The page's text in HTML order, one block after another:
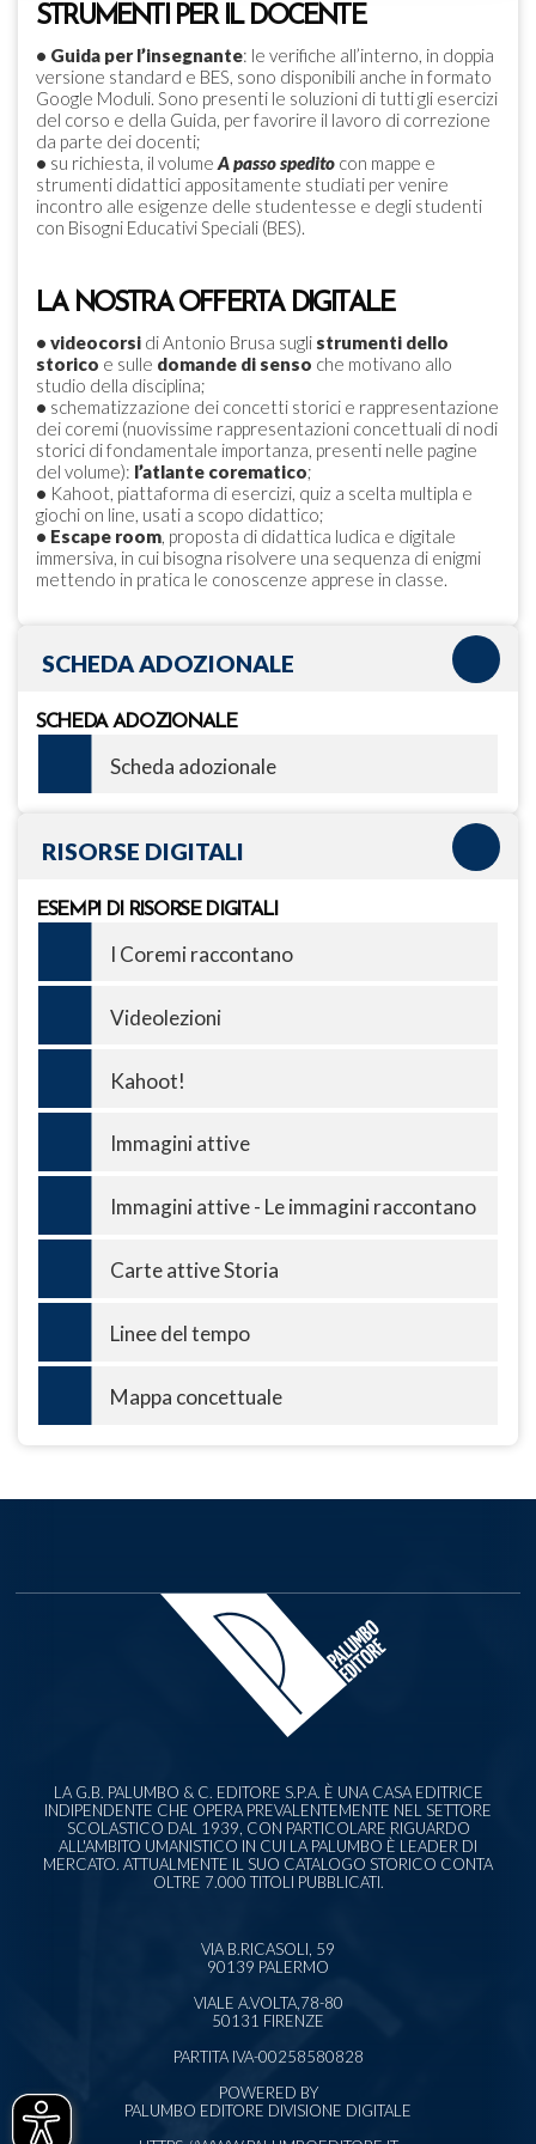
STRUMENTI PER IL DOCENTE
• Guida per l’insegnante: le verifiche all’interno, in doppia
versione standard e BES, sono disponibili anche in formato
Google Moduli. Sono presenti le soluzioni di tutti gli esercizi
del corso e della Guida, per favorire il lavoro di correzione
da parte dei docenti;
• su richiesta, il volume A passo spedito con mappe e
strumenti didattici appositamente studiati per venire
incontro alle esigenze delle studentesse e degli studenti
con Bisogni Educativi Speciali (BES).
LA NOSTRA OFFERTA DIGITALE
• videocorsi di Antonio Brusa sugli strumenti dello
storico e sulle domande di senso che motivano allo
studio della disciplina;
• schematizzazione dei concetti storici e rappresentazione
dei coremi (nuovissime rappresentazioni concettuali di nodi
storici di fondamentale importanza, presenti nelle pagine
del volume): l’atlante corematico;
• Kahoot, piattaforma di esercizi, quiz a scelta multipla e
giochi on line, usati a scopo didattico;
• Escape room, proposta di didattica ludica e digitale
immersiva, in cui bisogna risolvere una sequenza di enigmi
mettendo in pratica le conoscenze apprese in classe.
SCHEDA ADOZIONALE
SCHEDA ADOZIONALE
Scheda adozionale
RISORSE DIGITALI
ESEMPI DI RISORSE DIGITALI
I Coremi raccontano
Videolezioni
Kahoot!
Immagini attive
Immagini attive - Le immagini raccontano
Carte attive Storia
Linee del tempo
Mappa concettuale
LA G.B. PALUMBO & C. EDITORE S.P.A. È UNA CASA EDITRICE
INDIPENDENTE CHE OPERA PREVALENTEMENTE NEL SETTORE
SCOLASTICO DAL 1939, CON PARTICOLARE RIGUARDO
ALL'AMBITO UMANISTICO IN CUI LA PALUMBO È LEADER DI
MERCATO. ATTUALMENTE IL SUO CATALOGO STORICO CONTA
OLTRE 7.000 TITOLI PUBBLICATI.
VIA B.RICASOLI, 59
90139 PALERMO
VIALE A.VOLTA,78-80
50131 FIRENZE
PARTITA IVA-00258580828
POWERED BY
PALUMBO EDITORE DIVISIONE DIGITALE